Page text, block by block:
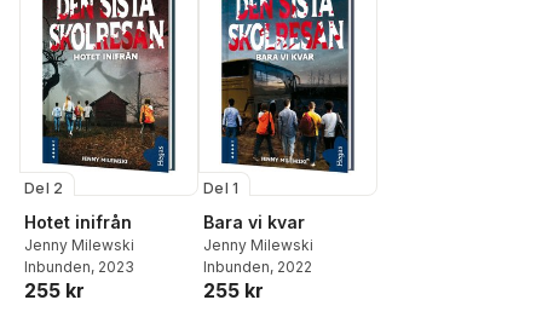
Del 2
Hotet inifrån
Jenny Milewski
Inbunden, 2023
255 kr
Del 1
Bara vi kvar
Jenny Milewski
Inbunden, 2022
255 kr